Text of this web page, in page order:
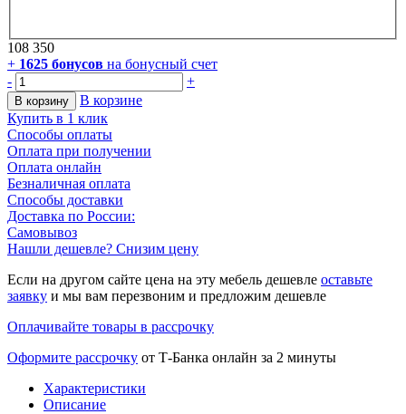
108 350
+ 1625 бонусов на бонусный счет
-
+
В корзину
В корзине
Купить в 1 клик
Способы оплаты
Оплата при получении
Оплата онлайн
Безналичная оплата
Способы доставки
Доставка по России:
Самовывоз
Нашли дешевле? Снизим цену
Если на другом сайте цена на эту мебель дешевле оставьте
заявку и мы вам перезвоним и предложим дешевле
Оплачивайте товары в рассрочку
Оформите рассрочку от Т-Банка онлайн за 2 минуты
Характеристики
Описание